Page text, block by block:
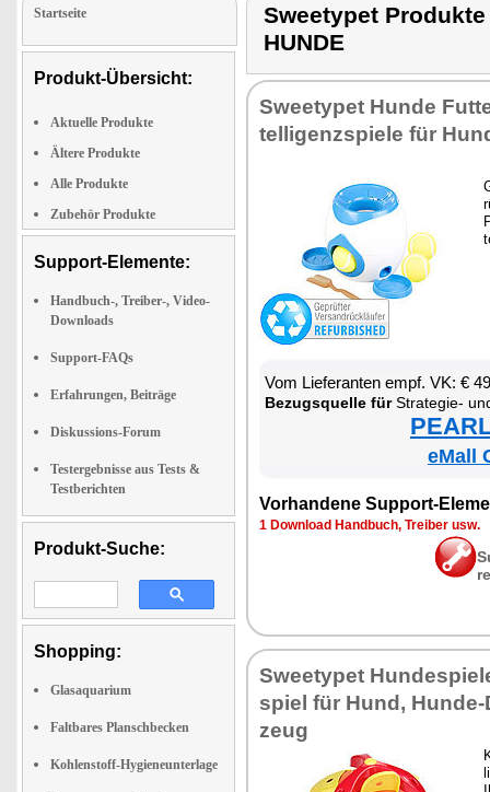
Startseite
Produkt-Übersicht:
Aktuelle Produkte
Ältere Produkte
Alle Produkte
Zubehör Produkte
Support-Elemente:
Handbuch-, Treiber-, Video-
Downloads
Support-FAQs
Erfahrungen, Beiträge
Diskussions-Forum
Testergebnisse aus Tests &
Testberichten
Produkt-Suche:
Shopping:
Glasaquarium
Faltbares Planschbecken
Kohlenstoff-Hygieneunterlage
Sweetypet Produkte
HUNDE
Sweety­pet Hun­de
tel­li­genz­spie­le für
Vom Lie­fe­ran­ten empf. VK: €
Be­zugs­quel­le fürStra­te­gie- und
eMall
Vor­han­de­ne Sup­port-
1 Down­load Hand­buch, Trei­ber usw.
Sweety­pet
spiel für Hund,
zeug